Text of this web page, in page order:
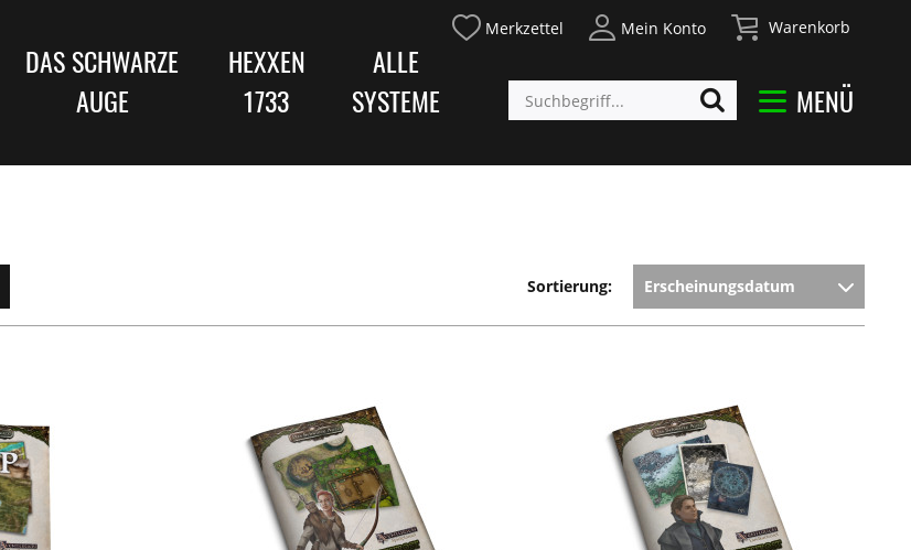
Merkzettel Mein Konto Warenkorb
MENÜ
DAS SCHWARZE
AUGE
HEXXEN
1733
ALLE
SYSTEME
Sortierung: